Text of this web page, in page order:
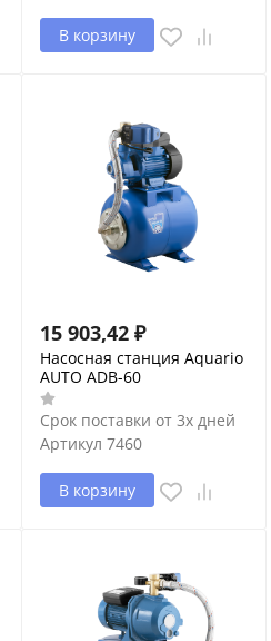
В корзину
15 903,42 ₽
Насосная станция Aquario
AUTO ADB-60
Срок поставки от 3х дней
Артикул 7460
В корзину